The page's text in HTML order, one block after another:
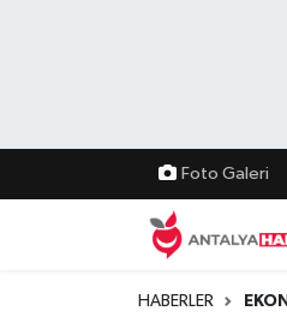
Foto Galeri
HABERLER
Bölge
Hava Durumu
Namaz Vakitleri